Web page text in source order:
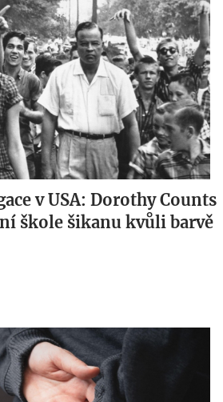
v USA: Dorothy Counts
škole šikanu kvůli barvě